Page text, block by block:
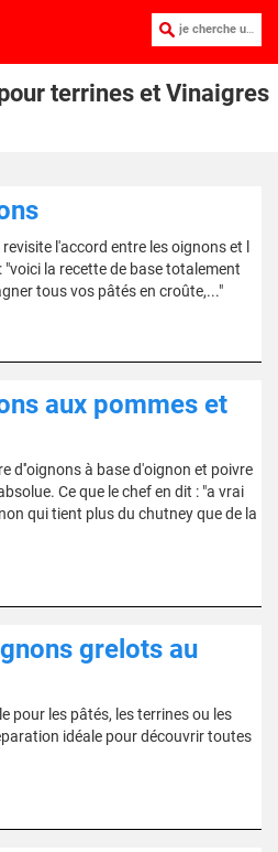
je cherche une recette :
terrines et Vinaigres
l'accord entre les oignons et l
"voici la recette de base totalement
tous vos pâtés en croûte,..."
aux pommes et
d''oignons à base d'oignon et poivre
Ce que le chef en dit : "a vrai
qui tient plus du chutney que de la
grelots au
pour les pâtés, les terrines ou les
idéale pour découvrir toutes